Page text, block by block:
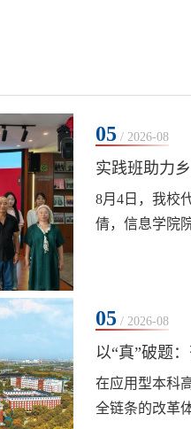
05 / 2026-08
实践班助力
​8月4日，我校
倩，信息学院
05 / 2026-08
以“真”破题
在应用型本科
全链条的改革